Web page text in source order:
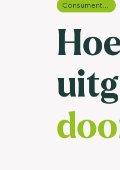
Consumentenonderzoek